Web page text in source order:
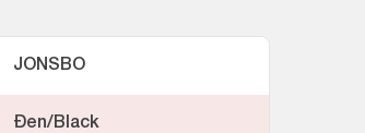
JONSBO
Đen/Black